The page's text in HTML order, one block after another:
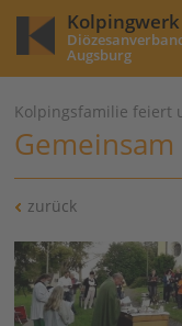
Kolpingwerk
Augsburg
Kolpingsfamilie feiert
zurück